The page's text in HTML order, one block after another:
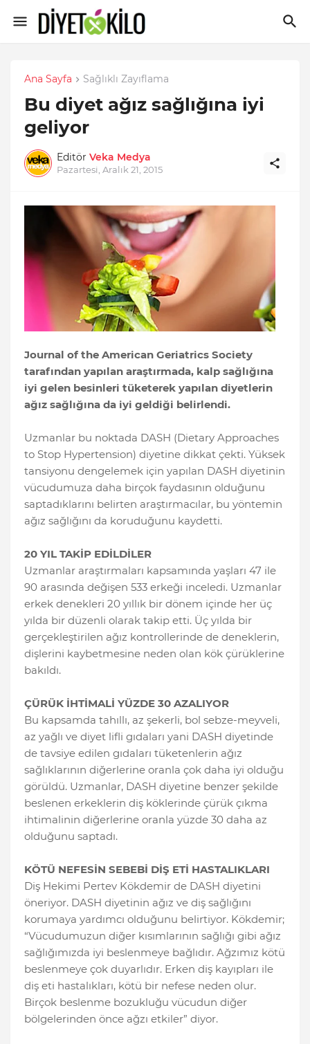
Ana Sayfa Sağlıklı Zayıflama
Bu diyet ağız sağlığına iyi
geliyor
Editör Veka Medya
Pazartesi, Aralık 21, 2015
Journal of the American Geriatrics Society
tarafından yapılan araştırmada, kalp sağlığına
iyi gelen besinleri tüketerek yapılan diyetlerin
ağız sağlığına da iyi geldiği belirlendi.
Uzmanlar bu noktada DASH (Dietary Approaches
to Stop Hypertension) diyetine dikkat çekti. Yüksek
tansiyonu dengelemek için yapılan DASH diyetinin
vücudumuza daha birçok faydasının olduğunu
saptadıklarını belirten araştırmacılar, bu yöntemin
ağız sağlığını da koruduğunu kaydetti.
20 YIL TAKİP EDİLDİLER
Uzmanlar araştırmaları kapsamında yaşları 47 ile
90 arasında değişen 533 erkeği inceledi. Uzmanlar
erkek denekleri 20 yıllık bir dönem içinde her üç
yılda bir düzenli olarak takip etti. Üç yılda bir
gerçekleştirilen ağız kontrollerinde de deneklerin,
dişlerini kaybetmesine neden olan kök çürüklerine
bakıldı.
ÇÜRÜK İHTİMALİ YÜZDE 30 AZALIYOR
Bu kapsamda tahıllı, az şekerli, bol sebze-meyveli,
az yağlı ve diyet lifli gıdaları yani DASH diyetinde
de tavsiye edilen gıdaları tüketenlerin ağız
sağlıklarının diğerlerine oranla çok daha iyi olduğu
görüldü. Uzmanlar, DASH diyetine benzer şekilde
beslenen erkeklerin diş köklerinde çürük çıkma
ihtimalinin diğerlerine oranla yüzde 30 daha az
olduğunu saptadı.
KÖTÜ NEFESİN SEBEBİ DİŞ ETİ HASTALIKLARI
Diş Hekimi Pertev Kökdemir de DASH diyetini
öneriyor. DASH diyetinin ağız ve diş sağlığını
korumaya yardımcı olduğunu belirtiyor. Kökdemir;
“Vücudumuzun diğer kısımlarının sağlığı gibi ağız
sağlığımızda iyi beslenmeye bağlıdır. Ağzımız kötü
beslenmeye çok duyarlıdır. Erken diş kayıpları ile
diş eti hastalıkları, kötü bir nefese neden olur.
Birçok beslenme bozukluğu vücudun diğer
bölgelerinden önce ağzı etkiler” diyor.